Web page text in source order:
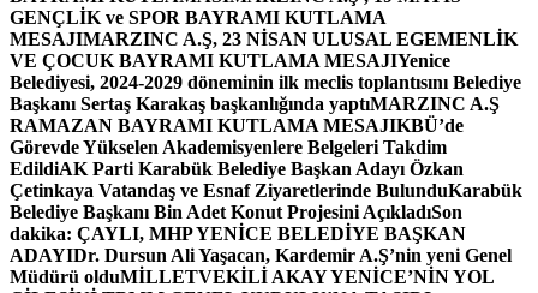
GENÇLİK ve SPOR BAYRAMI KUTLAMA
MESAJIMARZINC A.Ş, 23 NİSAN ULUSAL EGEMENLİK
VE ÇOCUK BAYRAMI KUTLAMA MESAJIYenice
Belediyesi, 2024-2029 döneminin ilk meclis toplantısını Belediye
Başkanı Sertaş Karakaş başkanlığında yaptıMARZINC A.Ş
RAMAZAN BAYRAMI KUTLAMA MESAJIKBÜ’de
Görevde Yükselen Akademisyenlere Belgeleri Takdim
EdildiAK Parti Karabük Belediye Başkan Adayı Özkan
Çetinkaya Vatandaş ve Esnaf Ziyaretlerinde BulunduKarabük
Belediye Başkanı Bin Adet Konut Projesini AçıkladıSon
dakika: ÇAYLI, MHP YENİCE BELEDİYE BAŞKAN
ADAYIDr. Dursun Ali Yaşacan, Kardemir A.Ş’nin yeni Genel
Müdürü olduMİLLETVEKİLİ AKAY YENİCE’NİN YOL